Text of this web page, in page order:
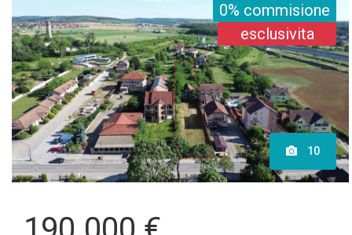
0% commisione
esclusivita
10